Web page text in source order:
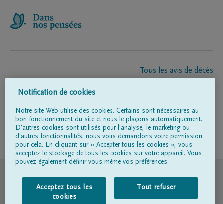
Tous les avis de décès
Entrepreneur de pompes funèbres
Suivez-nous sur
Conditions d'utilisation
Notification de cookies
Notre site Web utilise des cookies. Certains sont nécessaires au
bon fonctionnement du site et nous le plaçons automatiquement.
D'autres cookies sont utilisés pour l'analyse, le marketing ou
d'autres fonctionnalités; nous vous demandons votre permission
pour cela. En cliquant sur « Accepter tous les cookies », vous
acceptez le stockage de tous les cookies sur votre appareil. Vous
pouvez également définir vous-même vos préférences.
Acceptez tous les
cookies
Tout refuser